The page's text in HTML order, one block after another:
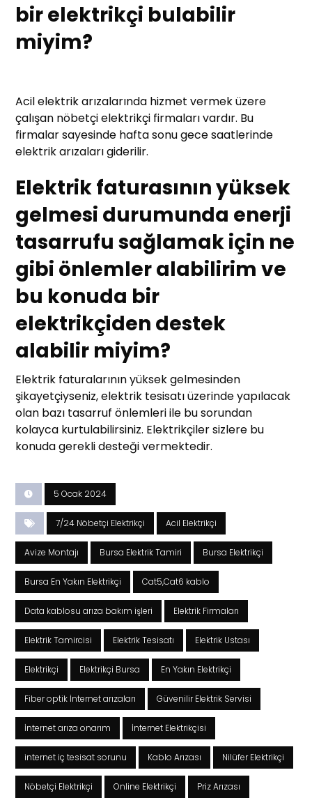
bir elektrikçi bulabilir
miyim?
Acil elektrik arızalarında hizmet vermek üzere
çalışan nöbetçi elektrikçi firmaları vardır. Bu
firmalar sayesinde hafta sonu gece saatlerinde
elektrik arızaları giderilir.
Elektrik faturasının yüksek
gelmesi durumunda enerji
tasarrufu sağlamak için ne
gibi önlemler alabilirim ve
bu konuda bir
elektrikçiden destek
alabilir miyim?
Elektrik faturalarının yüksek gelmesinden
şikayetçiyseniz, elektrik tesisatı üzerinde yapılacak
olan bazı tasarruf önlemleri ile bu sorundan
kolayca kurtulabilirsiniz. Elektrikçiler sizlere bu
konuda gerekli desteği vermektedir.
5 Ocak 2024
7/24 Nöbetçi Elektrikçi Acil Elektrikçi
Avize Montajı Bursa Elektrik Tamiri Bursa Elektrikçi
Bursa En Yakın Elektrikçi Cat5,Cat6 kablo
Data kablosu arıza bakım işleri Elektrik Firmaları
Elektrik Tamircisi Elektrik Tesisatı Elektrik Ustası
Elektrikçi Elektrikçi Bursa En Yakın Elektrikçi
Fiber optik İnternet arızaları Güvenilir Elektrik Servisi
İnternet arıza onarım İnternet Elektrikçisi
internet iç tesisat sorunu Kablo Arızası Nilüfer Elektrikçi
Nöbetçi Elektrikçi Online Elektrikçi Priz Arızası